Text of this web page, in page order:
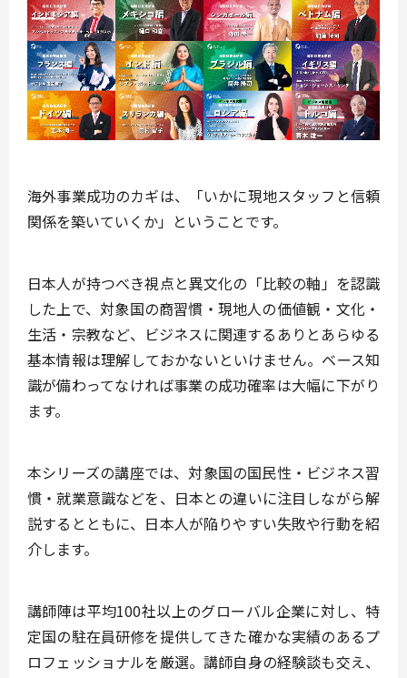
海外事業成功のカギは、「いかに現地スタッフと信頼
関係を築いていくか」ということです。
日本人が持つべき視点と異文化の「比較の軸」を認識
した上で、対象国の商習慣・現地人の価値観・文化・
生活・宗教など、ビジネスに関連するありとあらゆる
基本情報は理解しておかないといけません。ベース知
識が備わってなければ事業の成功確率は大幅に下がり
ます。
本シリーズの講座では、対象国の国民性・ビジネス習
慣・就業意識などを、日本との違いに注目しながら解
説するとともに、日本人が陥りやすい失敗や行動を紹
介します。
講師陣は平均100社以上のグローバル企業に対し、特
定国の駐在員研修を提供してきた確かな実績のあるプ
ロフェッショナルを厳選。講師自身の経験談も交え、